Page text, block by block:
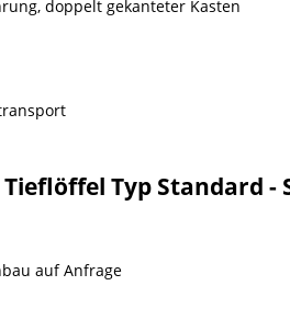
doppelt gekanteter Kasten
Typ Standard -
auf Anfrage